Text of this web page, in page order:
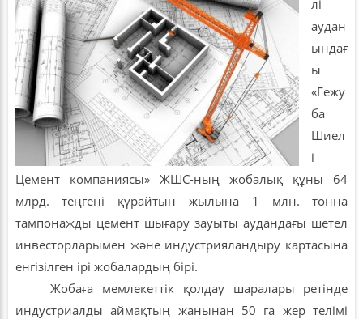
лі
аудан
ындағ
ы
«Гежу
ба
Шиел
і
Цемент компаниясы» ЖШС-ның жобалық құны 64
млрд. теңгені құрайтын жылына 1 млн. тонна
тампонажды цемент шығару зауыты аудандағы шетел
инвесторларымен және индустрияландыру картасына
енгізілген ірі жобалардың бірі.
Жобаға мемлекеттік қолдау шаралары ретінде
индустриалды аймақтың жанынан 50 га жер телімі